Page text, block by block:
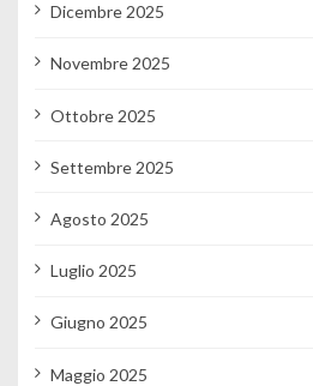
Dicembre 2025
Novembre 2025
Ottobre 2025
Settembre 2025
Agosto 2025
Luglio 2025
Giugno 2025
Maggio 2025